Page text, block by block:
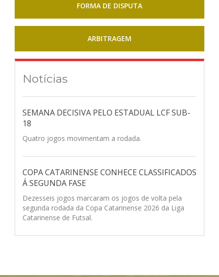
FORMA DE DISPUTA
ARBITRAGEM
Notícias
SEMANA DECISIVA PELO ESTADUAL LCF SUB-
18
Quatro jogos movimentam a rodada.
COPA CATARINENSE CONHECE CLASSIFICADOS
Á SEGUNDA FASE
Dezesseis jogos marcaram os jogos de volta pela
segunda rodada da Copa Catarinense 2026 da Liga
Catarinense de Futsal.